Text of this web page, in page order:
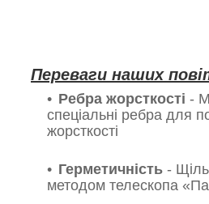
Переваги наших
Ребра жорсткості -
спеціальні ребра для
жорсткості
Герметичність -
методом телескопа